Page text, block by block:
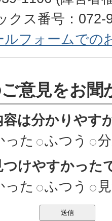
クス番号：072-
ルフォームでの
意見をお聞
は分かりやす
った
ふつう
けやすかった
った
ふつう